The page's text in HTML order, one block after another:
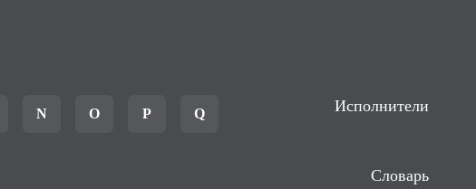
N O P Q Исполнители
Словарь